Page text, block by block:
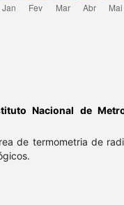
Nacional de
de termometria de